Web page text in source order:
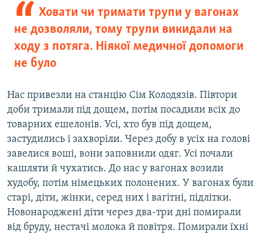
Ховати чи тримати трупи у вагонах
не дозволяли, тому трупи викидали на
ходу з потяга. Ніякої медичної допомоги
не було
Нас привезли на станцію Сім Колодязів. Півтори
доби тримали під дощем, потім посадили всіх до
товарних ешелонів. Усі, хто був під дощем,
застудились і захворіли. Через добу в усіх на голові
завелися воші, вони заповнили одяг. Усі почали
кашляти й чухатись. До нас у вагонах возили
худобу, потім німецьких полонених. У вагонах були
старі, діти, жінки, серед них і вагітні, підлітки.
Новонароджені діти через два-три дні помирали
від бруду, нестачі молока й повітря. Помирали їхні